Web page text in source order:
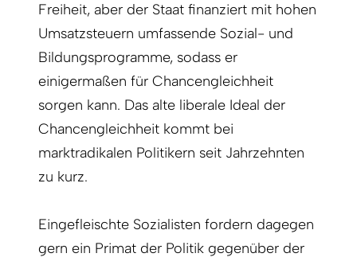
Freiheit, aber der Staat finanziert mit hohen
Umsatzsteuern umfassende Sozial- und
Bildungsprogramme, sodass er
einigermaßen für Chancengleichheit
sorgen kann. Das alte liberale Ideal der
Chancengleichheit kommt bei
marktradikalen Politikern seit Jahrzehnten
zu kurz.
Eingefleischte Sozialisten fordern dagegen
gern ein Primat der Politik gegenüber der